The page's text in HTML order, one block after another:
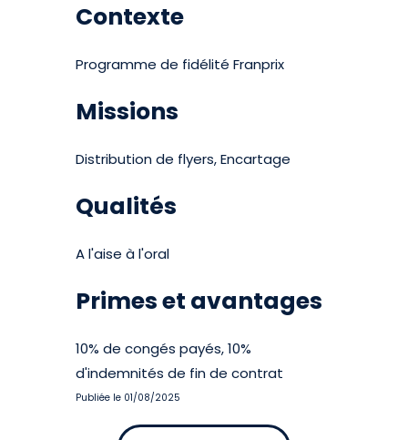
Contexte
Programme de fidélité Franprix
Missions
Distribution de flyers, Encartage
Qualités
A l'aise à l'oral
Primes et avantages
10% de congés payés, 10%
d'indemnités de fin de contrat
Publiée le 01/08/2025